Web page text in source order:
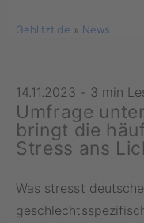
Geblitzt.de » News
14.11.2023 - 3 min
Umfrage
bringt die
Stress ans
Was stresst